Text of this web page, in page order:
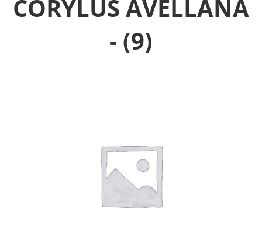
CORYLUS AVELLANA
- (9)